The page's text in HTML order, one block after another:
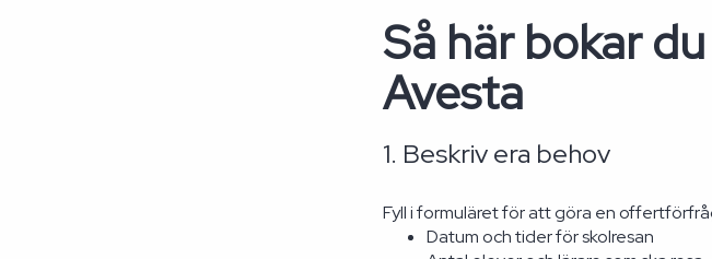
Så här bokar
Avesta
1. Beskriv era behov
Fyll i formuläret för att göra en
Datum och tider för skolresan